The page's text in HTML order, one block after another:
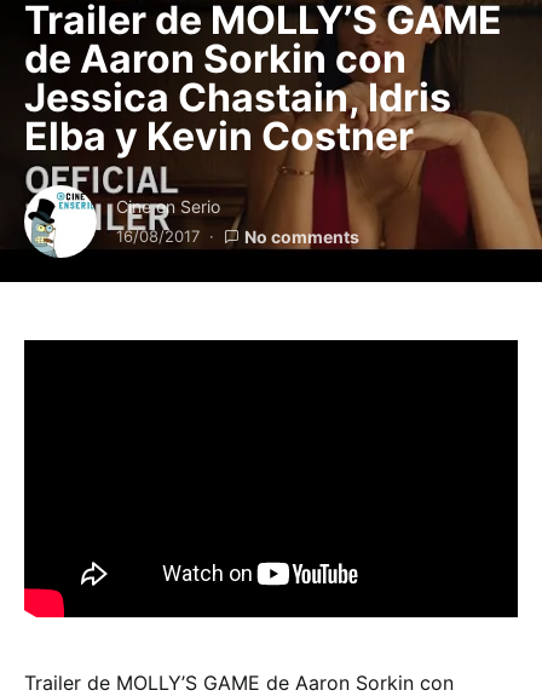
Trailer de MOLLY’S GAME
de Aaron Sorkin con
Jessica Chastain, Idris
Elba y Kevin Costner
Cine en Serio
16/08/2017 No comments
Trailer de MOLLY’S GAME de Aaron Sorkin con